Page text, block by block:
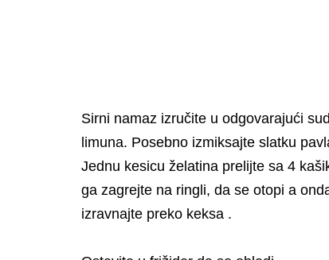
Sirni namaz izručite u odgovarajući
limuna. Posebno izmiksajte slatku
Jednu kesicu želatina prelijte sa 4
ga zagrejte na ringli, da se otopi a
izravnajte preko keksa .